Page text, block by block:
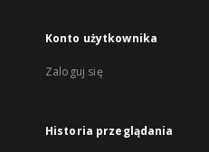
Konto użytkownika
Zaloguj się
Historia przeglądania